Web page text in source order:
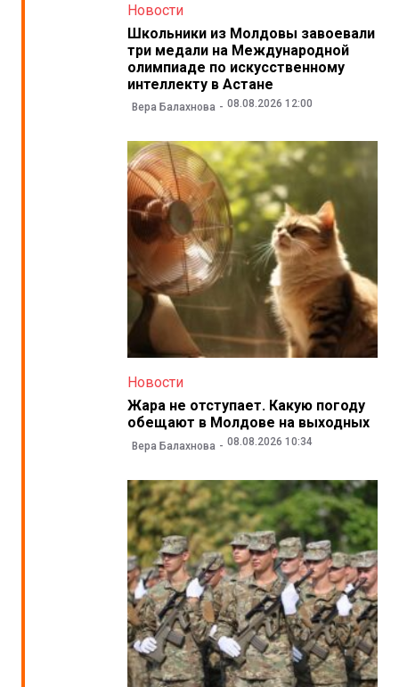
Новости
Школьники из Молдовы завоевали
три медали на Международной
олимпиаде по искусственному
интеллекту в Астане
Вера Балахнова 08.08.2026 12:00
Новости
Жара не отступает. Какую погоду
обещают в Молдове на выходных
Вера Балахнова 08.08.2026 10:34